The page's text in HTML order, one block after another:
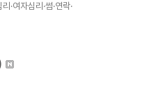
·여자심리·썸·연락·